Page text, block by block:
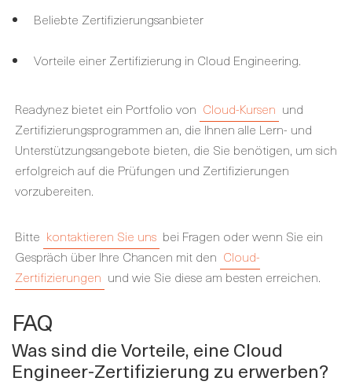
Beliebte Zertifizierungsanbieter
Vorteile einer Zertifizierung in Cloud Engineering.
Readynez bietet ein Portfolio von Cloud-Kursen und
Zertifizierungsprogrammen an, die Ihnen alle Lern- und
Unterstützungsangebote bieten, die Sie benötigen, um sich
erfolgreich auf die Prüfungen und Zertifizierungen
vorzubereiten.
Bitte kontaktieren Sie uns bei Fragen oder wenn Sie ein
Gespräch über Ihre Chancen mit den Cloud-
Zertifizierungen und wie Sie diese am besten erreichen.
FAQ
Was sind die Vorteile, eine Cloud
Engineer-Zertifizierung zu erwerben?